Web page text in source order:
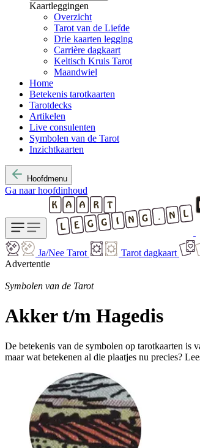
Kaartleggingen
Overzicht
Tarot van de Liefde
Drie kaarten legging
Carrière dagkaart
Keltisch Kruis Tarot
Maandwiel
Home
Betekenis tarotkaarten
Tarotdecks
Artikelen
Live consulenten
Symbolen van de Tarot
Inzichtkaarten
Hoofdmenu
Ga naar hoofdinhoud
Ja/Nee Tarot Tarot dagkaart
Advertentie
Symbolen van de Tarot
Akker t/m Hagedis
De betekenis van de symbolen op tarotkaarten is
maar wat betekenen al die plaatjes nu precies?